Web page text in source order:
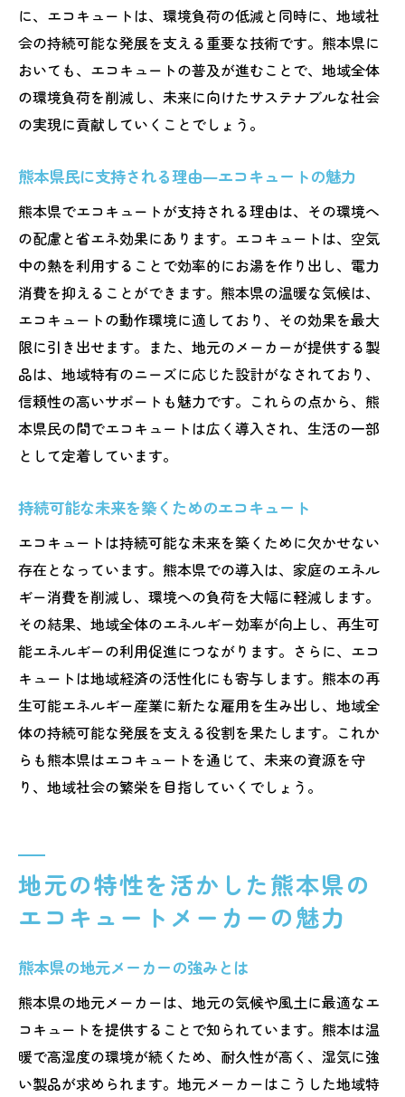
に、エコキュートは、環境負荷の低減と同時に、地域社
会の持続可能な発展を支える重要な技術です。熊本県に
おいても、エコキュートの普及が進むことで、地域全体
の環境負荷を削減し、未来に向けたサステナブルな社会
の実現に貢献していくことでしょう。
熊本県民に支持される理由―エコキュートの魅力
熊本県でエコキュートが支持される理由は、その環境へ
の配慮と省エネ効果にあります。エコキュートは、空気
中の熱を利用することで効率的にお湯を作り出し、電力
消費を抑えることができます。熊本県の温暖な気候は、
エコキュートの動作環境に適しており、その効果を最大
限に引き出せます。また、地元のメーカーが提供する製
品は、地域特有のニーズに応じた設計がなされており、
信頼性の高いサポートも魅力です。これらの点から、熊
本県民の間でエコキュートは広く導入され、生活の一部
として定着しています。
持続可能な未来を築くためのエコキュート
エコキュートは持続可能な未来を築くために欠かせない
存在となっています。熊本県での導入は、家庭のエネル
ギー消費を削減し、環境への負荷を大幅に軽減します。
その結果、地域全体のエネルギー効率が向上し、再生可
能エネルギーの利用促進につながります。さらに、エコ
キュートは地域経済の活性化にも寄与します。熊本の再
生可能エネルギー産業に新たな雇用を生み出し、地域全
体の持続可能な発展を支える役割を果たします。これか
らも熊本県はエコキュートを通じて、未来の資源を守
り、地域社会の繁栄を目指していくでしょう。
地元の特性を活かした熊本県の
エコキュートメーカーの魅力
熊本県の地元メーカーの強みとは
熊本県の地元メーカーは、地元の気候や風土に最適なエ
コキュートを提供することで知られています。熊本は温
暖で高湿度の環境が続くため、耐久性が高く、湿気に強
い製品が求められます。地元メーカーはこうした地域特